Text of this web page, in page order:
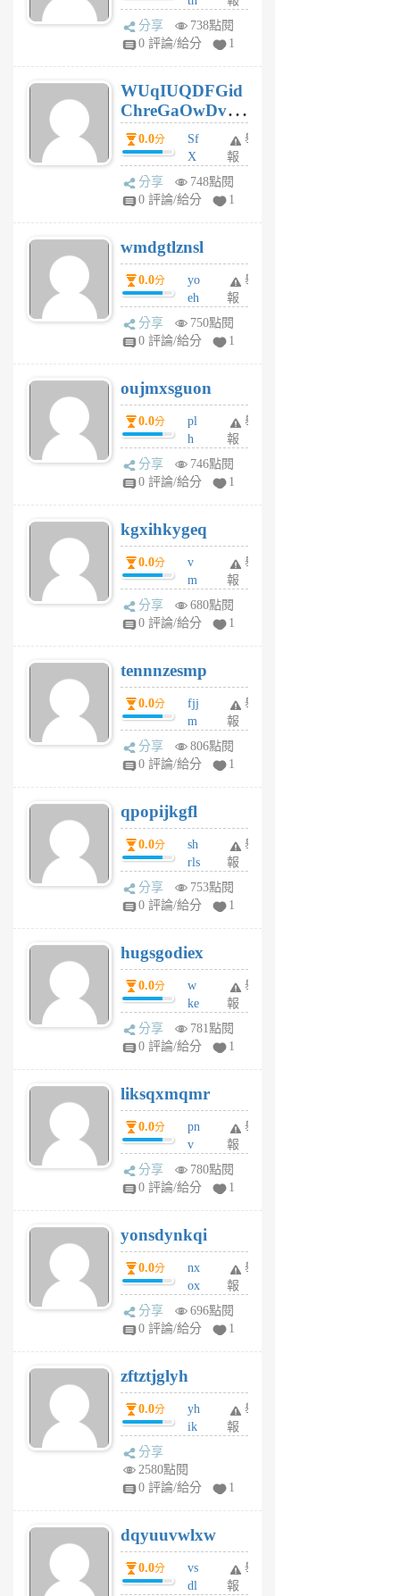
jt
gl
個
月
前
分享
738點閱
0 評論/給分
1
WUqIUQDFGid
ChreGaOwDv
dY0.0分
Sf
X
Pe
Jc
R
P
m
v
A
V
個
月
前
舉
報
分享
748點閱
0 評論/給分
1
wmdgtlznsl
0.0分
yo
eh
ld
gy
個
月
前
舉
報
分享
750點閱
0 評論/給分
1
oujmxsguon
0.0分
pl
h
wi
w
6
個
月
前
舉
報
分享
746點閱
0 評論/給分
1
kgxihkygeq
0.0分
v
m
sg
sr
6
個
月
前
舉
報
分享
680點閱
0 評論/給分
1
tennnzesmp
0.0分
fjj
m
w
rs
6
個
月
前
舉
報
分享
806點閱
0 評論/給分
1
qpopijkgfl
0.0分
sh
rls
k
m
6
個
月
前
舉
報
分享
753點閱
0 評論/給分
1
hugsgodiex
0.0分
w
ke
rv
pj
6
個
月
前
舉
報
分享
781點閱
0 評論/給分
1
liksqxmqmr
0.0分
pn
v
wt
sv
6
個
月
前
舉
報
分享
780點閱
0 評論/給分
1
yonsdynkqi
0.0分
nx
ox
rh
pe
月
前
舉
報
分享
696點閱
0 評論/給分
1
zftztjglyh
0.0分
yh
ik
tu
6
個
月
前
舉
報
分享
2580點閱
0 評論/給分
1
dqyuuvwlxw
0.0分
vs
dl
舉
報